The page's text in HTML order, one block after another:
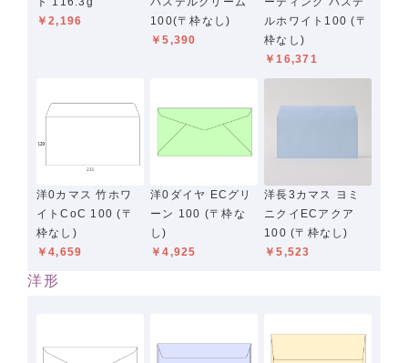
￥2,196
100(〒枠なし)
￥5,390
ルホワイト100 (〒
枠なし)
￥16,371
洋0カマス 竹ホワ
イトCoC 100 (〒
枠なし)
￥4,659
洋0ダイヤ ECグリ
ーン 100 (〒枠な
し)
￥4,925
洋長3カマス ヨミ
ニクイECアクア
100 (〒枠なし)
￥5,523
洋形